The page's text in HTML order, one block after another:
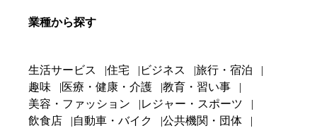
業種から探す
生活サービス 住宅 ビジネス
旅行・宿泊
趣味
医療・健康・介護
教育・習い事
美容・ファッション
レジャー・スポーツ
飲食店
自動車・バイク
公共機関・団体